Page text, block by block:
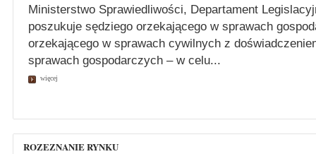
Ministerstwo Sprawiedliwości, Departament
poszukuje sędziego orzekającego w sprawach
orzekającego w sprawach cywilnych z
sprawach gospodarczych – w celu...
więcej
ROZEZNANIE RYNKU